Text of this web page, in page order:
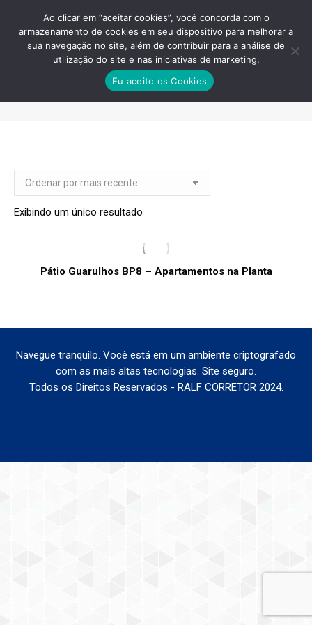
PB8 GUARULHOS SHOPPING
INTERNACIONAL
Exibindo um único resultado
Pátio Guarulhos BP8 – Apartamentos na Planta
Navegue tranquilo. Você está em um ambiente criptografado
com as mais altas tecnologias. Site seguro.
Todos os Direitos Reservados - RALF CORRETOR 2024.
Ao clicar em “aceitar cookies”, você concorda com o
armazenamento de cookies em seu dispositivo para melhorar a
sua navegação no site, além de contribuir para a análise de
utilização do site e nas iniciativas de marketing.
Eu aceito os Cookies